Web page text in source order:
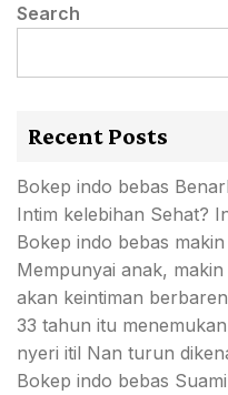
Search
Recent Posts
Bokep indo bebas
Intim kelebihan Sehat?
Bokep indo bebas
Mempunyai anak,
akan keintiman
33 tahun itu
nyeri itil Nan turun
Bokep indo bebas